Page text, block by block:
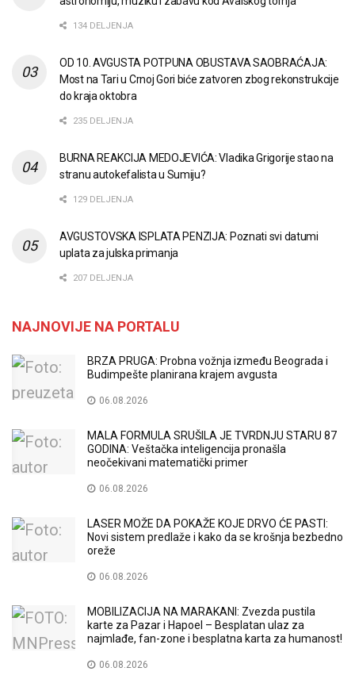
134 DELJENJA
OD 10. AVGUSTA POTPUNA OBUSTAVA SAOBRAĆAJA:
Most na Tari u Crnoj Gori biće zatvoren zbog rekonstrukcije
do kraja oktobra
235 DELJENJA
BURNA REAKCIJA MEDOJEVIĆA: Vladika Grigorije stao na
stranu autokefalista u Sumiju?
129 DELJENJA
AVGUSTOVSKA ISPLATA PENZIJA: Poznati svi datumi
uplata za julska primanja
207 DELJENJA
NAJNOVIJE NA PORTALU
BRZA PRUGA: Probna vožnja između Beograda i
Budimpešte planirana krajem avgusta
06.08.2026
MALA FORMULA SRUŠILA JE TVRDNJU STARU 87
GODINA: Veštačka inteligencija pronašla
neočekivani matematički primer
06.08.2026
LASER MOŽE DA POKAŽE KOJE DRVO ĆE PASTI:
Novi sistem predlaže i kako da se krošnja bezbedno
oreže
06.08.2026
MOBILIZACIJA NA MARAKANI: Zvezda pustila
karte za Pazar i Hapoel – Besplatan ulaz za
najmlađe, fan-zone i besplatna karta za humanost!
06.08.2026